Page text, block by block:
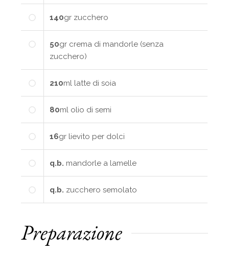
140gr zucchero
50gr crema di mandorle (senza
zucchero)
210ml latte di soia
80ml olio di semi
16gr lievito per dolci
q.b. mandorle a lamelle
q.b. zucchero semolato
Preparazione